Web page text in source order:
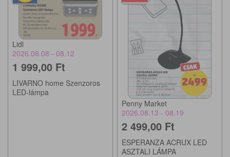
Lidl
2026.08.08 - 08.12
1 999,00 Ft
LIVARNO home Szenzoros
LED-lámpa
Penny Market
2026.08.13 - 08.19
2 499,00 Ft
ESPERANZA ACRUX LED
ASZTALI LÁMPA